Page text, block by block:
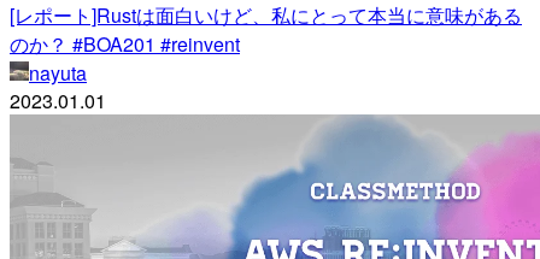
[レポート]Rustは面白いけど、私にとって本当に意味がある
のか？ #BOA201 #reinvent
nayuta
2023.01.01